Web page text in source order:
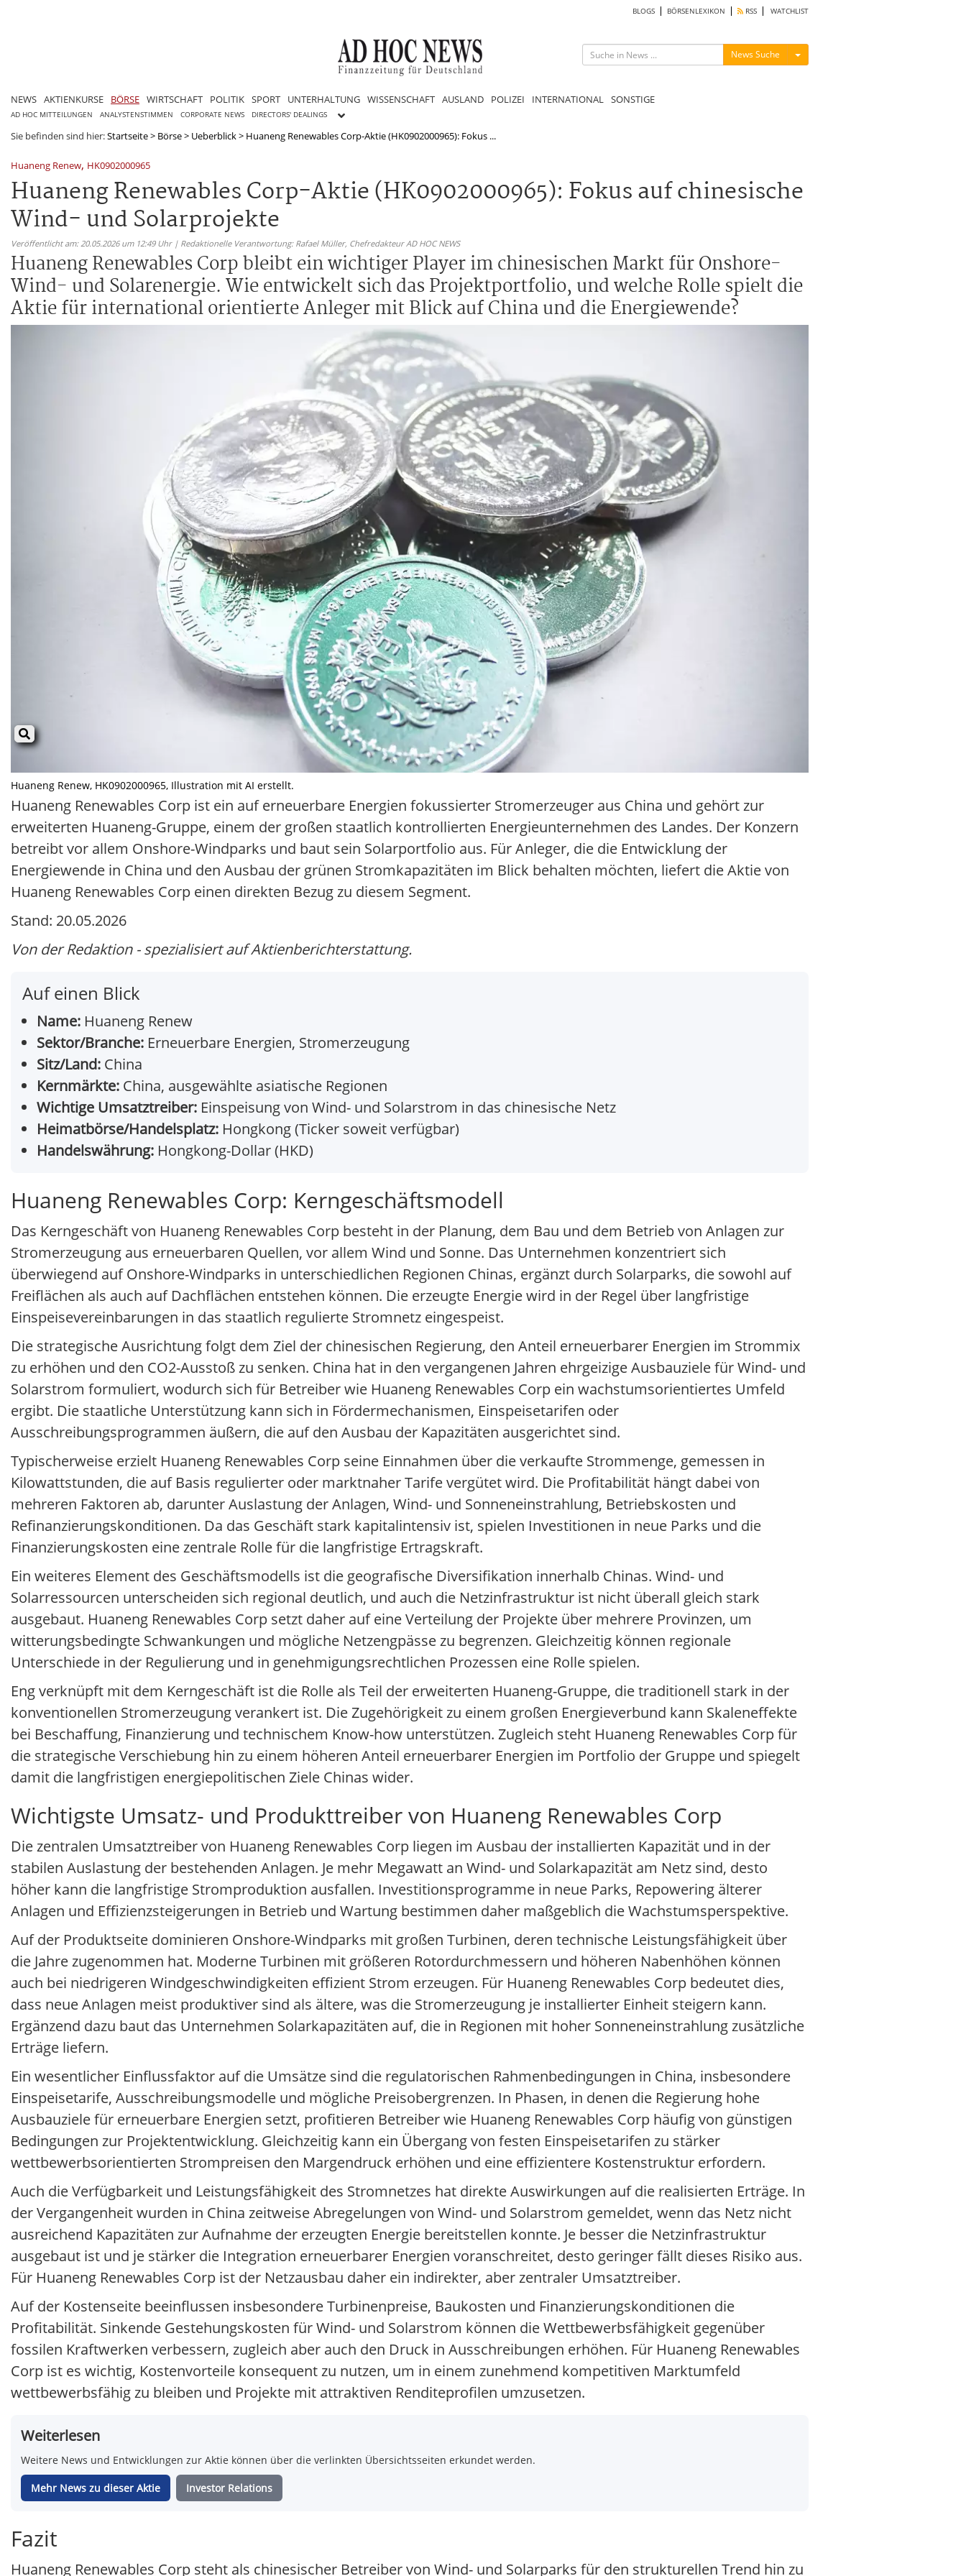
BLOGS BÖRSENLEXIKON RSS WATCHLIST
News Suche Menü ein-/ausblenden
NEWS AKTIENKURSE BÖRSE WIRTSCHAFT POLITIK SPORT UNTERHALTUNG WISSENSCHAFT AUSLAND POLIZEI INTERNATIONAL SONSTIGE
AD HOC MITTEILUNGEN ANALYSTENSTIMMEN CORPORATE NEWS DIRECTORS' DEALINGS
Sie befinden sind hier:Startseite> Börse> Ueberblick> Huaneng Renewables Corp-Aktie (HK0902000965): Fokus ...
Huaneng Renew, HK0902000965
Huaneng Renewables Corp-Aktie (HK0902000965): Fokus auf chinesische
Wind- und Solarprojekte
Veröffentlicht am: 20.05.2026 um 12:49 Uhr | Redaktionelle Verantwortung: Rafael Müller, Chefredakteur AD HOC NEWS
Huaneng Renewables Corp bleibt ein wichtiger Player im chinesischen Markt für Onshore-
Wind- und Solarenergie. Wie entwickelt sich das Projektportfolio, und welche Rolle spielt die
Aktie für international orientierte Anleger mit Blick auf China und die Energiewende?
Huaneng Renew, HK0902000965, Illustration mit AI erstellt.
Huaneng Renewables Corp ist ein auf erneuerbare Energien fokussierter Stromerzeuger aus China und gehört zur
erweiterten Huaneng-Gruppe, einem der großen staatlich kontrollierten Energieunternehmen des Landes. Der Konzern
betreibt vor allem Onshore-Windparks und baut sein Solarportfolio aus. Für Anleger, die die Entwicklung der
Energiewende in China und den Ausbau der grünen Stromkapazitäten im Blick behalten möchten, liefert die Aktie von
Huaneng Renewables Corp einen direkten Bezug zu diesem Segment.
Stand: 20.05.2026
Von der Redaktion - spezialisiert auf Aktienberichterstattung.
Auf einen Blick
Name: Huaneng Renew
Sektor/Branche: Erneuerbare Energien, Stromerzeugung
Sitz/Land: China
Kernmärkte: China, ausgewählte asiatische Regionen
Wichtige Umsatztreiber: Einspeisung von Wind- und Solarstrom in das chinesische Netz
Heimatbörse/Handelsplatz: Hongkong (Ticker soweit verfügbar)
Handelswährung: Hongkong-Dollar (HKD)
Huaneng Renewables Corp: Kerngeschäftsmodell
Das Kerngeschäft von Huaneng Renewables Corp besteht in der Planung, dem Bau und dem Betrieb von Anlagen zur
Stromerzeugung aus erneuerbaren Quellen, vor allem Wind und Sonne. Das Unternehmen konzentriert sich
überwiegend auf Onshore-Windparks in unterschiedlichen Regionen Chinas, ergänzt durch Solarparks, die sowohl auf
Freiflächen als auch auf Dachflächen entstehen können. Die erzeugte Energie wird in der Regel über langfristige
Einspeisevereinbarungen in das staatlich regulierte Stromnetz eingespeist.
Die strategische Ausrichtung folgt dem Ziel der chinesischen Regierung, den Anteil erneuerbarer Energien im Strommix
zu erhöhen und den CO2-Ausstoß zu senken. China hat in den vergangenen Jahren ehrgeizige Ausbauziele für Wind- und
Solarstrom formuliert, wodurch sich für Betreiber wie Huaneng Renewables Corp ein wachstumsorientiertes Umfeld
ergibt. Die staatliche Unterstützung kann sich in Fördermechanismen, Einspeisetarifen oder
Ausschreibungsprogrammen äußern, die auf den Ausbau der Kapazitäten ausgerichtet sind.
Typischerweise erzielt Huaneng Renewables Corp seine Einnahmen über die verkaufte Strommenge, gemessen in
Kilowattstunden, die auf Basis regulierter oder marktnaher Tarife vergütet wird. Die Profitabilität hängt dabei von
mehreren Faktoren ab, darunter Auslastung der Anlagen, Wind- und Sonneneinstrahlung, Betriebskosten und
Refinanzierungskonditionen. Da das Geschäft stark kapitalintensiv ist, spielen Investitionen in neue Parks und die
Finanzierungskosten eine zentrale Rolle für die langfristige Ertragskraft.
Ein weiteres Element des Geschäftsmodells ist die geografische Diversifikation innerhalb Chinas. Wind- und
Solarressourcen unterscheiden sich regional deutlich, und auch die Netzinfrastruktur ist nicht überall gleich stark
ausgebaut. Huaneng Renewables Corp setzt daher auf eine Verteilung der Projekte über mehrere Provinzen, um
witterungsbedingte Schwankungen und mögliche Netzengpässe zu begrenzen. Gleichzeitig können regionale
Unterschiede in der Regulierung und in genehmigungsrechtlichen Prozessen eine Rolle spielen.
Eng verknüpft mit dem Kerngeschäft ist die Rolle als Teil der erweiterten Huaneng-Gruppe, die traditionell stark in der
konventionellen Stromerzeugung verankert ist. Die Zugehörigkeit zu einem großen Energieverbund kann Skaleneffekte
bei Beschaffung, Finanzierung und technischem Know-how unterstützen. Zugleich steht Huaneng Renewables Corp für
die strategische Verschiebung hin zu einem höheren Anteil erneuerbarer Energien im Portfolio der Gruppe und spiegelt
damit die langfristigen energiepolitischen Ziele Chinas wider.
Wichtigste Umsatz- und Produkttreiber von Huaneng Renewables Corp
Die zentralen Umsatztreiber von Huaneng Renewables Corp liegen im Ausbau der installierten Kapazität und in der
stabilen Auslastung der bestehenden Anlagen. Je mehr Megawatt an Wind- und Solarkapazität am Netz sind, desto
höher kann die langfristige Stromproduktion ausfallen. Investitionsprogramme in neue Parks, Repowering älterer
Anlagen und Effizienzsteigerungen in Betrieb und Wartung bestimmen daher maßgeblich die Wachstumsperspektive.
Auf der Produktseite dominieren Onshore-Windparks mit großen Turbinen, deren technische Leistungsfähigkeit über
die Jahre zugenommen hat. Moderne Turbinen mit größeren Rotordurchmessern und höheren Nabenhöhen können
auch bei niedrigeren Windgeschwindigkeiten effizient Strom erzeugen. Für Huaneng Renewables Corp bedeutet dies,
dass neue Anlagen meist produktiver sind als ältere, was die Stromerzeugung je installierter Einheit steigern kann.
Ergänzend dazu baut das Unternehmen Solarkapazitäten auf, die in Regionen mit hoher Sonneneinstrahlung zusätzliche
Erträge liefern.
Ein wesentlicher Einflussfaktor auf die Umsätze sind die regulatorischen Rahmenbedingungen in China, insbesondere
Einspeisetarife, Ausschreibungsmodelle und mögliche Preisobergrenzen. In Phasen, in denen die Regierung hohe
Ausbauziele für erneuerbare Energien setzt, profitieren Betreiber wie Huaneng Renewables Corp häufig von günstigen
Bedingungen zur Projektentwicklung. Gleichzeitig kann ein Übergang von festen Einspeisetarifen zu stärker
wettbewerbsorientierten Strompreisen den Margendruck erhöhen und eine effizientere Kostenstruktur erfordern.
Auch die Verfügbarkeit und Leistungsfähigkeit des Stromnetzes hat direkte Auswirkungen auf die realisierten Erträge. In
der Vergangenheit wurden in China zeitweise Abregelungen von Wind- und Solarstrom gemeldet, wenn das Netz nicht
ausreichend Kapazitäten zur Aufnahme der erzeugten Energie bereitstellen konnte. Je besser die Netzinfrastruktur
ausgebaut ist und je stärker die Integration erneuerbarer Energien voranschreitet, desto geringer fällt dieses Risiko aus.
Für Huaneng Renewables Corp ist der Netzausbau daher ein indirekter, aber zentraler Umsatztreiber.
Auf der Kostenseite beeinflussen insbesondere Turbinenpreise, Baukosten und Finanzierungskonditionen die
Profitabilität. Sinkende Gestehungskosten für Wind- und Solarstrom können die Wettbewerbsfähigkeit gegenüber
fossilen Kraftwerken verbessern, zugleich aber auch den Druck in Ausschreibungen erhöhen. Für Huaneng Renewables
Corp ist es wichtig, Kostenvorteile konsequent zu nutzen, um in einem zunehmend kompetitiven Marktumfeld
wettbewerbsfähig zu bleiben und Projekte mit attraktiven Renditeprofilen umzusetzen.
Weiterlesen
Weitere News und Entwicklungen zur Aktie können über die verlinkten Übersichtsseiten erkundet werden.
Mehr News zu dieser Aktie Investor Relations
Fazit
Huaneng Renewables Corp steht als chinesischer Betreiber von Wind- und Solarparks für den strukturellen Trend hin zu